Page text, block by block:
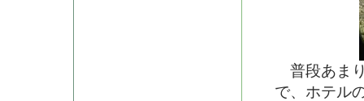
普段あま
で、ホテル